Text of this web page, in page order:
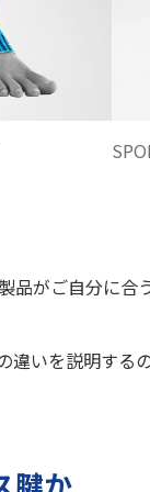
品がご自分に
違いを説明する
腱か